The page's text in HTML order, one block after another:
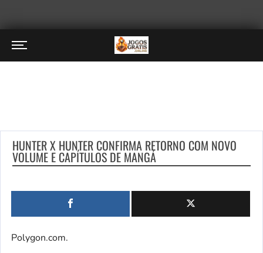
HUNTER X HUNTER CONFIRMA RETORNO COM NOVO
VOLUME E CAPÍTULOS DE MANGÁ
Polygon.com.